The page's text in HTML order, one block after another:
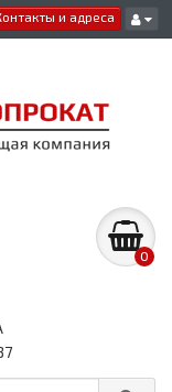
и адреса
0